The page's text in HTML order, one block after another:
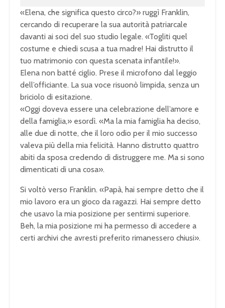
«Elena, che significa questo circo?» ruggì Franklin,
cercando di recuperare la sua autorità patriarcale
davanti ai soci del suo studio legale. «Togliti quel
costume e chiedi scusa a tua madre! Hai distrutto il
tuo matrimonio con questa scenata infantile!».
Elena non batté ciglio. Prese il microfono dal leggio
dell’officiante. La sua voce risuonò limpida, senza un
briciolo di esitazione.
«Oggi doveva essere una celebrazione dell’amore e
della famiglia,» esordì. «Ma la mia famiglia ha deciso,
alle due di notte, che il loro odio per il mio successo
valeva più della mia felicità. Hanno distrutto quattro
abiti da sposa credendo di distruggere me. Ma si sono
dimenticati di una cosa».
Si voltò verso Franklin. «Papà, hai sempre detto che il
mio lavoro era un gioco da ragazzi. Hai sempre detto
che usavo la mia posizione per sentirmi superiore.
Beh, la mia posizione mi ha permesso di accedere a
certi archivi che avresti preferito rimanessero chiusi».